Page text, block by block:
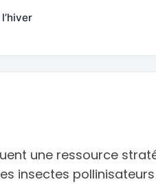
une ressource
insectes